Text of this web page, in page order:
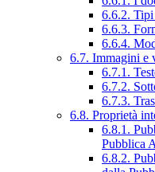
6.6.2.
6.6.3.
6.6.4.
6.7. Immagini e
6.7.1.
6.7.2.
6.7.3.
6.8. Proprietà
6.8.1.
Pubblica
6.8.2.